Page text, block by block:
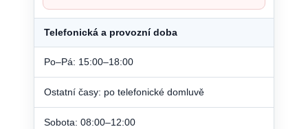
Telefonická a provozní doba
Po–Pá: 15:00–18:00
Ostatní časy: po telefonické domluvě
Sobota: 08:00–12:00